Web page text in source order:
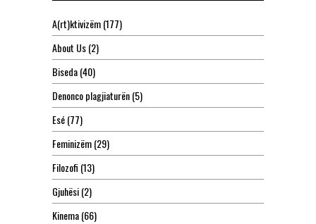
A(rt)ktivizëm(177)
About Us(2)
Biseda(40)
Denonco plagjiaturën(5)
Esé(77)
Feminizëm(29)
Filozofi (13)
Gjuhësi(2)
Kinema(66)